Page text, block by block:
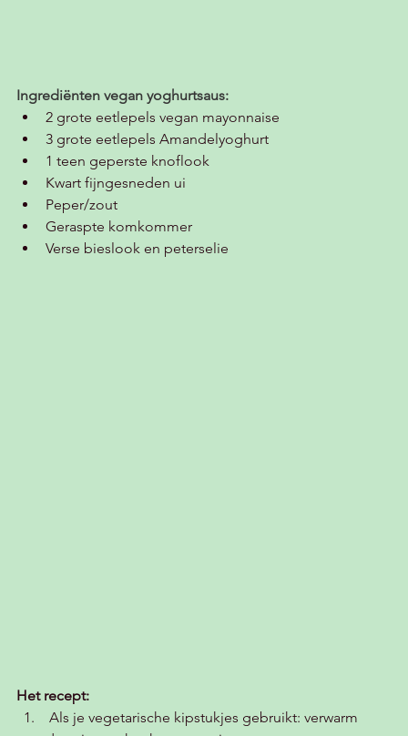
Ingrediënten vegan yoghurtsaus:
2 grote eetlepels vegan mayonnaise
3 grote eetlepels Amandelyoghurt
1 teen geperste knoflook
Kwart fijngesneden ui
Peper/zout
Geraspte komkommer
Verse bieslook en peterselie
Het recept:
Als je vegetarische kipstukjes gebruikt: verwarm